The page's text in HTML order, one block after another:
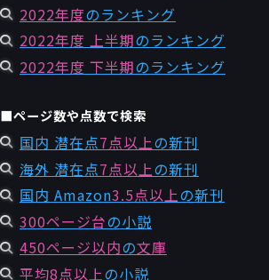
2022年度のランキング
2022年度 上半期のランキング
2022年度 下半期のランキング
■ページ数や点数で検索
国内 潜在点7点以上の新刊
海外 潜在点7点以上の新刊
国内 Amazon3.5点以上の新刊
300ページ台の小説
450ページ以内の文庫
平均8点以上の小説